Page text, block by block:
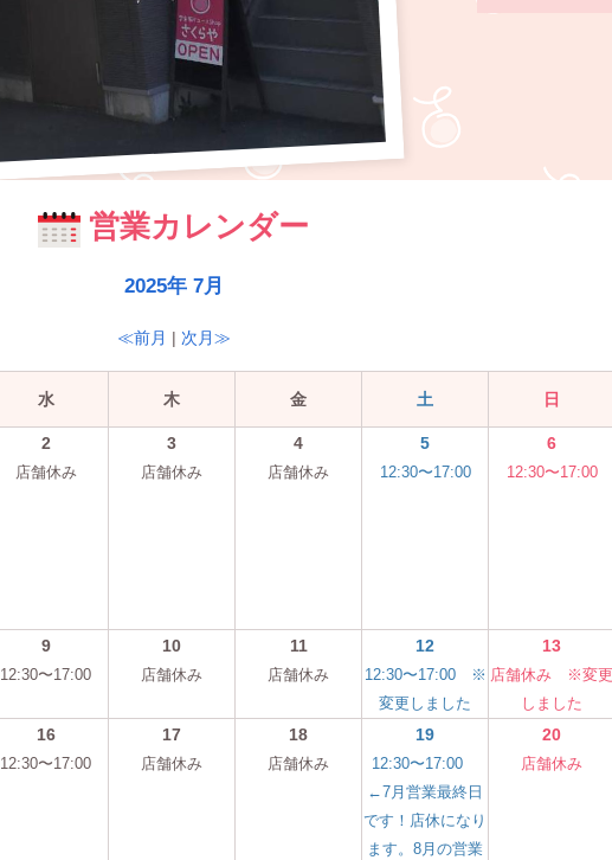
営業カレンダー
2025年 7月
≪前月 | 次月≫
水 木 金 土 日
2
店舗休み
3
店舗休み
4
店舗休み
5
12:30〜17:00
6
12:30〜17:00
9
12:30〜17:00
10
店舗休み
11
店舗休み
12
12:30〜17:00 ※
変更しました
13
店舗休み ※変更
しました
16
12:30〜17:00
17
店舗休み
18
店舗休み
19
12:30〜17:00
←7月営業最終日
です！店休になり
ます。8月の営業
20
店舗休み